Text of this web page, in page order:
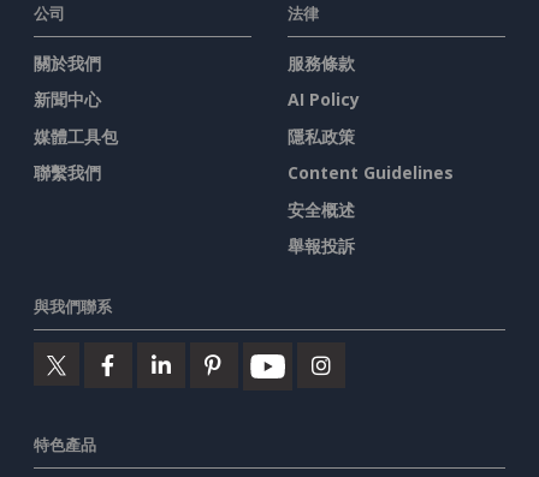
公司
關於我們
新聞中心
媒體工具包
聯繫我們
法律
服務條款
AI Policy
隱私政策
Content Guidelines
安全概述
舉報投訴
與我們聯系
特色產品